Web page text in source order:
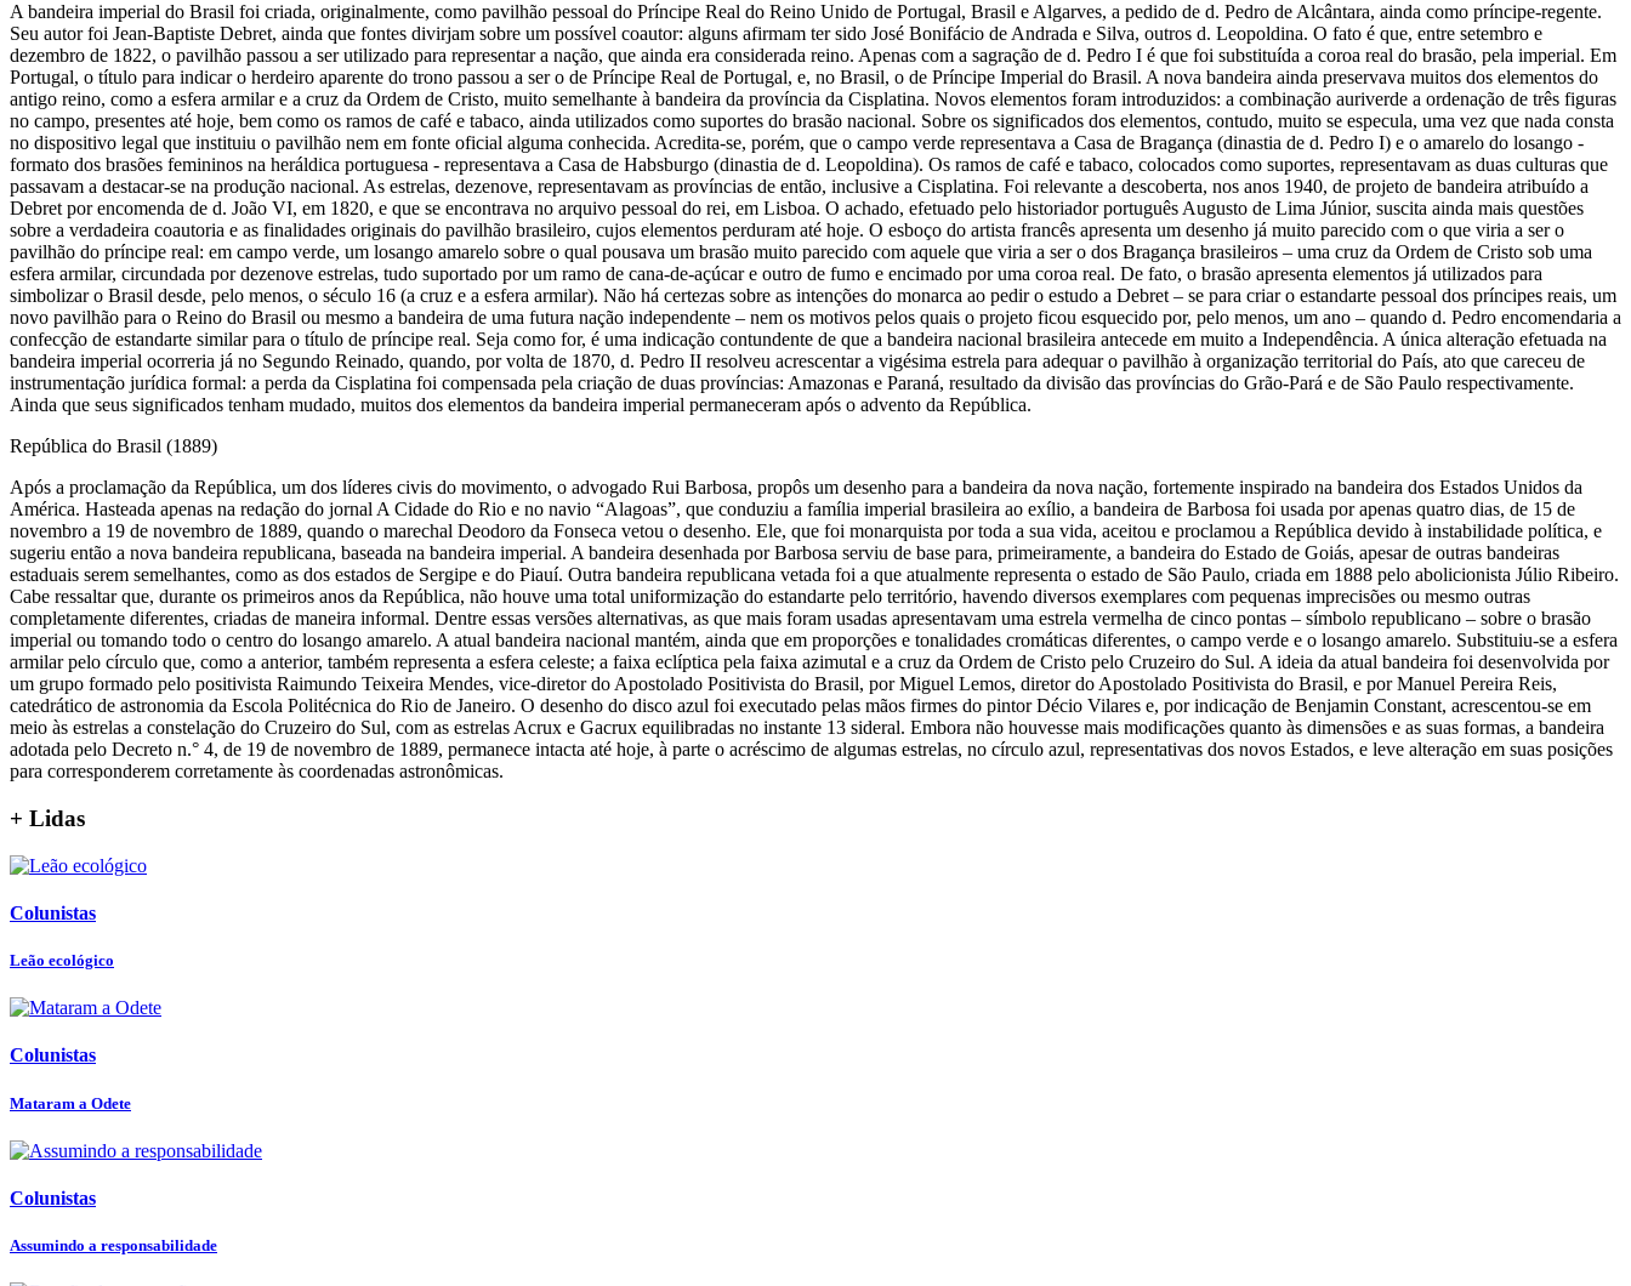
A bandeira imperial do Brasil foi criada, originalmente, como pavilhão pessoal do Príncipe Real do Reino Unido de Portugal, Brasil e Algarves, a pedido de d. Pedro de Alcântara, ainda como príncipe-regente.
Seu autor foi Jean-Baptiste Debret, ainda que fontes divirjam sobre um possível coautor: alguns afirmam ter sido José Bonifácio de Andrada e Silva, outros d. Leopoldina. O fato é que, entre setembro e
dezembro de 1822, o pavilhão passou a ser utilizado para representar a nação, que ainda era considerada reino. Apenas com a sagração de d. Pedro I é que foi substituída a coroa real do brasão, pela imperial. Em
Portugal, o título para indicar o herdeiro aparente do trono passou a ser o de Príncipe Real de Portugal, e, no Brasil, o de Príncipe Imperial do Brasil. A nova bandeira ainda preservava muitos dos elementos do
antigo reino, como a esfera armilar e a cruz da Ordem de Cristo, muito semelhante à bandeira da província da Cisplatina. Novos elementos foram introduzidos: a combinação auriverde a ordenação de três figuras
no campo, presentes até hoje, bem como os ramos de café e tabaco, ainda utilizados como suportes do brasão nacional. Sobre os significados dos elementos, contudo, muito se especula, uma vez que nada consta
no dispositivo legal que instituiu o pavilhão nem em fonte oficial alguma conhecida. Acredita-se, porém, que o campo verde representava a Casa de Bragança (dinastia de d. Pedro I) e o amarelo do losango -
formato dos brasões femininos na heráldica portuguesa - representava a Casa de Habsburgo (dinastia de d. Leopoldina). Os ramos de café e tabaco, colocados como suportes, representavam as duas culturas que
passavam a destacar-se na produção nacional. As estrelas, dezenove, representavam as províncias de então, inclusive a Cisplatina. Foi relevante a descoberta, nos anos 1940, de projeto de bandeira atribuído a
Debret por encomenda de d. João VI, em 1820, e que se encontrava no arquivo pessoal do rei, em Lisboa. O achado, efetuado pelo historiador português Augusto de Lima Júnior, suscita ainda mais questões
sobre a verdadeira coautoria e as finalidades originais do pavilhão brasileiro, cujos elementos perduram até hoje. O esboço do artista francês apresenta um desenho já muito parecido com o que viria a ser o
pavilhão do príncipe real: em campo verde, um losango amarelo sobre o qual pousava um brasão muito parecido com aquele que viria a ser o dos Bragança brasileiros – uma cruz da Ordem de Cristo sob uma
esfera armilar, circundada por dezenove estrelas, tudo suportado por um ramo de cana-de-açúcar e outro de fumo e encimado por uma coroa real. De fato, o brasão apresenta elementos já utilizados para
simbolizar o Brasil desde, pelo menos, o século 16 (a cruz e a esfera armilar). Não há certezas sobre as intenções do monarca ao pedir o estudo a Debret – se para criar o estandarte pessoal dos príncipes reais, um
novo pavilhão para o Reino do Brasil ou mesmo a bandeira de uma futura nação independente – nem os motivos pelos quais o projeto ficou esquecido por, pelo menos, um ano – quando d. Pedro encomendaria a
confecção de estandarte similar para o título de príncipe real. Seja como for, é uma indicação contundente de que a bandeira nacional brasileira antecede em muito a Independência. A única alteração efetuada na
bandeira imperial ocorreria já no Segundo Reinado, quando, por volta de 1870, d. Pedro II resolveu acrescentar a vigésima estrela para adequar o pavilhão à organização territorial do País, ato que careceu de
instrumentação jurídica formal: a perda da Cisplatina foi compensada pela criação de duas províncias: Amazonas e Paraná, resultado da divisão das províncias do Grão-Pará e de São Paulo respectivamente.
Ainda que seus significados tenham mudado, muitos dos elementos da bandeira imperial permaneceram após o advento da República.
República do Brasil (1889)
Após a proclamação da República, um dos líderes civis do movimento, o advogado Rui Barbosa, propôs um desenho para a bandeira da nova nação, fortemente inspirado na bandeira dos Estados Unidos da
América. Hasteada apenas na redação do jornal A Cidade do Rio e no navio “Alagoas”, que conduziu a família imperial brasileira ao exílio, a bandeira de Barbosa foi usada por apenas quatro dias, de 15 de
novembro a 19 de novembro de 1889, quando o marechal Deodoro da Fonseca vetou o desenho. Ele, que foi monarquista por toda a sua vida, aceitou e proclamou a República devido à instabilidade política, e
sugeriu então a nova bandeira republicana, baseada na bandeira imperial. A bandeira desenhada por Barbosa serviu de base para, primeiramente, a bandeira do Estado de Goiás, apesar de outras bandeiras
estaduais serem semelhantes, como as dos estados de Sergipe e do Piauí. Outra bandeira republicana vetada foi a que atualmente representa o estado de São Paulo, criada em 1888 pelo abolicionista Júlio Ribeiro.
Cabe ressaltar que, durante os primeiros anos da República, não houve uma total uniformização do estandarte pelo território, havendo diversos exemplares com pequenas imprecisões ou mesmo outras
completamente diferentes, criadas de maneira informal. Dentre essas versões alternativas, as que mais foram usadas apresentavam uma estrela vermelha de cinco pontas – símbolo republicano – sobre o brasão
imperial ou tomando todo o centro do losango amarelo. A atual bandeira nacional mantém, ainda que em proporções e tonalidades cromáticas diferentes, o campo verde e o losango amarelo. Substituiu-se a esfera
armilar pelo círculo que, como a anterior, também representa a esfera celeste; a faixa eclíptica pela faixa azimutal e a cruz da Ordem de Cristo pelo Cruzeiro do Sul. A ideia da atual bandeira foi desenvolvida por
um grupo formado pelo positivista Raimundo Teixeira Mendes, vice-diretor do Apostolado Positivista do Brasil, por Miguel Lemos, diretor do Apostolado Positivista do Brasil, e por Manuel Pereira Reis,
catedrático de astronomia da Escola Politécnica do Rio de Janeiro. O desenho do disco azul foi executado pelas mãos firmes do pintor Décio Vilares e, por indicação de Benjamin Constant, acrescentou-se em
meio às estrelas a constelação do Cruzeiro do Sul, com as estrelas Acrux e Gacrux equilibradas no instante 13 sideral. Embora não houvesse mais modificações quanto às dimensões e as suas formas, a bandeira
adotada pelo Decreto n.° 4, de 19 de novembro de 1889, permanece intacta até hoje, à parte o acréscimo de algumas estrelas, no círculo azul, representativas dos novos Estados, e leve alteração em suas posições
para corresponderem corretamente às coordenadas astronômicas.
+ Lidas
Colunistas
Leão ecológico
Colunistas
Mataram a Odete
Colunistas
Assumindo a responsabilidade